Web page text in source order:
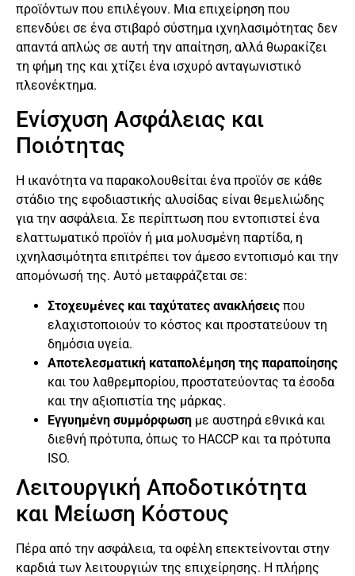
προϊόντων που επιλέγουν. Μια επιχείρηση που
επενδύει σε ένα στιβαρό σύστημα ιχνηλασιμότητας δεν
απαντά απλώς σε αυτή την απαίτηση, αλλά θωρακίζει
τη φήμη της και χτίζει ένα ισχυρό ανταγωνιστικό
πλεονέκτημα.
Ενίσχυση Ασφάλειας και
Ποιότητας
Η ικανότητα να παρακολουθείται ένα προϊόν σε κάθε
στάδιο της εφοδιαστικής αλυσίδας είναι θεμελιώδης
για την ασφάλεια. Σε περίπτωση που εντοπιστεί ένα
ελαττωματικό προϊόν ή μια μολυσμένη παρτίδα, η
ιχνηλασιμότητα επιτρέπει τον άμεσο εντοπισμό και την
απομόνωσή της. Αυτό μεταφράζεται σε:
Στοχευμένες και ταχύτατες ανακλήσεις που
ελαχιστοποιούν το κόστος και προστατεύουν τη
δημόσια υγεία.
Αποτελεσματική καταπολέμηση της παραποίησης
και του λαθρεμπορίου, προστατεύοντας τα έσοδα
και την αξιοπιστία της μάρκας.
Εγγυημένη συμμόρφωση με αυστηρά εθνικά και
διεθνή πρότυπα, όπως το HACCP και τα πρότυπα
ISO.
Λειτουργική Αποδοτικότητα
και Μείωση Κόστους
Πέρα από την ασφάλεια, τα οφέλη επεκτείνονται στην
καρδιά των λειτουργιών της επιχείρησης. Η πλήρης